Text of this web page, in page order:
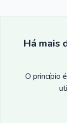
Há mais
O princípio